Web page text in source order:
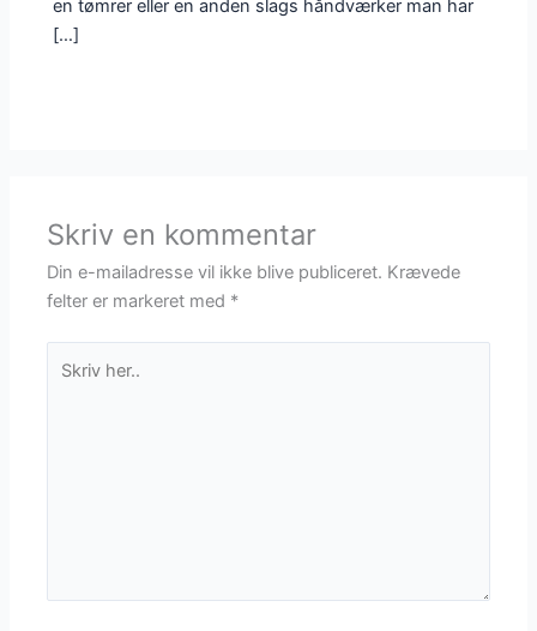
en tømrer eller en anden slags håndværker man har
[…]
Skriv en kommentar
Din e-mailadresse vil ikke blive publiceret. Krævede
felter er markeret med *
her..